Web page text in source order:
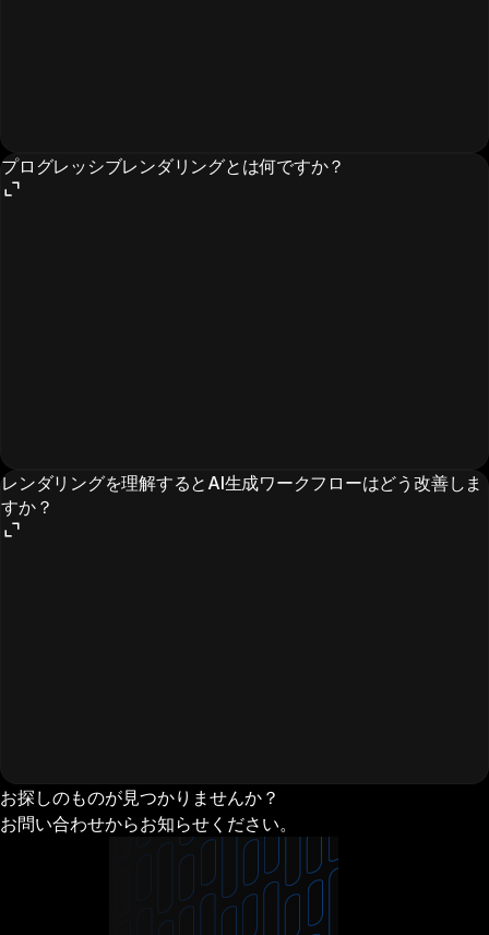
プログレッシブレンダリングとは何ですか？
レンダリングを理解するとAI生成ワークフローはどう改善しま
すか？
お探しのものが見つかりませんか？
お問い合わせからお知らせください。